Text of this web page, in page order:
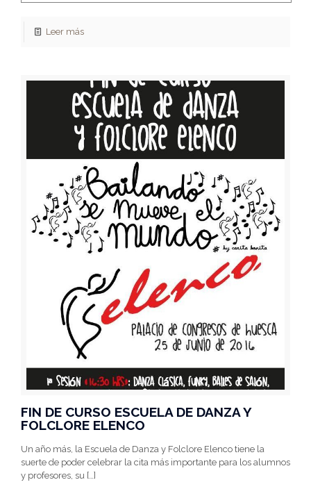
Leer más
FIN DE CURSO ESCUELA DE DANZA Y
FOLCLORE ELENCO
Un año más, la Escuela de Danza y Folclore Elenco tiene la
suerte de poder celebrar la cita más importante para los alumnos
y profesores, su […]